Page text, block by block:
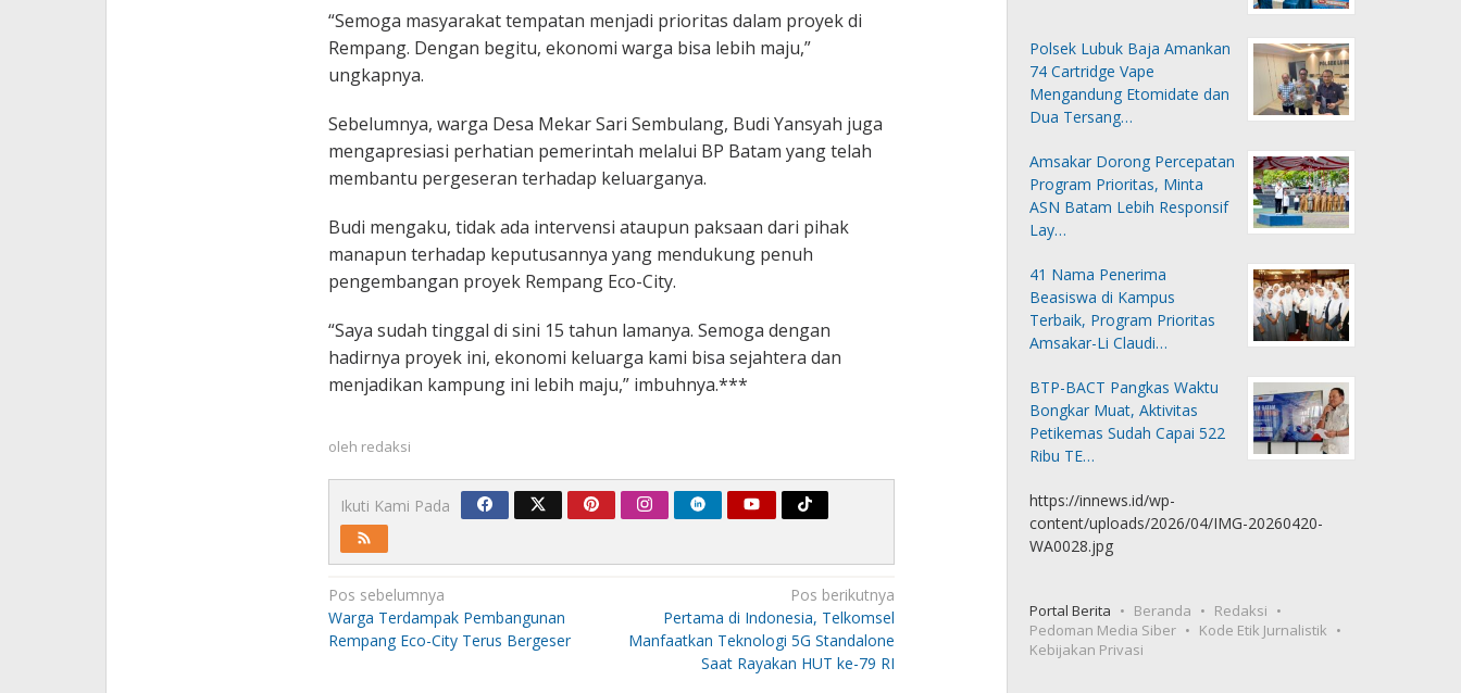
“Semoga masyarakat tempatan menjadi prioritas dalam proyek di
Rempang. Dengan begitu, ekonomi warga bisa lebih maju,”
ungkapnya.
Sebelumnya, warga Desa Mekar Sari Sembulang, Budi Yansyah juga
mengapresiasi perhatian pemerintah melalui BP Batam yang telah
membantu pergeseran terhadap keluarganya.
Budi mengaku, tidak ada intervensi ataupun paksaan dari pihak
manapun terhadap keputusannya yang mendukung penuh
pengembangan proyek Rempang Eco-City.
“Saya sudah tinggal di sini 15 tahun lamanya. Semoga dengan
hadirnya proyek ini, ekonomi keluarga kami bisa sejahtera dan
menjadikan kampung ini lebih maju,” imbuhnya.***
oleh redaksi
Ikuti Kami Pada
Navigasi
pos
Pos sebelumnya
Warga Terdampak Pembangunan
Rempang Eco-City Terus Bergeser
Pos berikutnya
Pertama di Indonesia, Telkomsel
Manfaatkan Teknologi 5G Standalone
Saat Rayakan HUT ke-79 RI
Polsek Lubuk Baja Amankan
74 Cartridge Vape
Mengandung Etomidate dan
Dua Tersang…
Amsakar Dorong Percepatan
Program Prioritas, Minta
ASN Batam Lebih Responsif
Lay…
41 Nama Penerima
Beasiswa di Kampus
Terbaik, Program Prioritas
Amsakar-Li Claudi…
BTP-BACT Pangkas Waktu
Bongkar Muat, Aktivitas
Petikemas Sudah Capai 522
Ribu TE…
https://innews.id/wp-
content/uploads/2026/04/IMG-20260420-
WA0028.jpg
Portal Berita Beranda
Redaksi
Pedoman Media Siber
Kode Etik Jurnalistik
Kebijakan Privasi